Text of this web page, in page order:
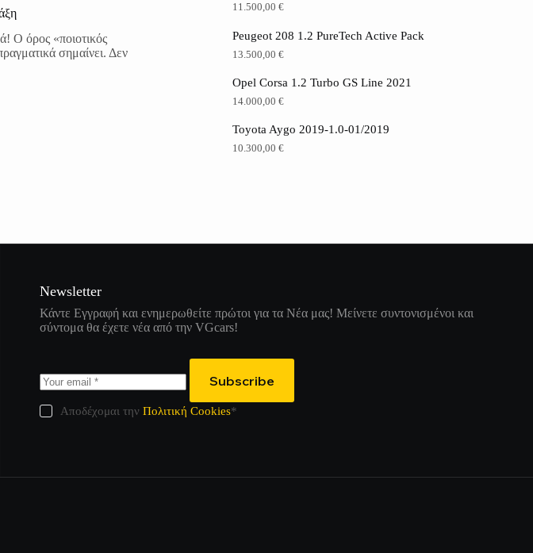
Ο όρος «ποιοτικός
σημαίνει. Δεν
11.500,00 €
Peugeot 208 1.2 PureTech Active Pack
13.500,00 €
Opel Corsa 1.2 Turbo GS Line 2021
14.000,00 €
Toyota Aygo 2019-1.0-01/2019
10.300,00 €
Newsletter
Κάντε Εγγραφή και ενημερωθείτε πρώτοι για τα Νέα μας! Μείνετε συντονισμένοι και
σύντομα θα έχετε νέα από την VGcars!
Subscribe
Αποδέχομαι την Πολιτική Cookies*